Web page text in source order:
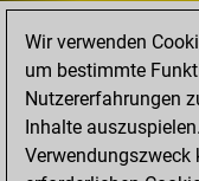
OPENINGS
Erfassen und Üben Sie
DATABASE
Acht Millionen starke
MYGAMES
Speichern und
Wir verwenden
um bestimmte
Nutzererfahrungen
Inhalte
Verwendungszweck